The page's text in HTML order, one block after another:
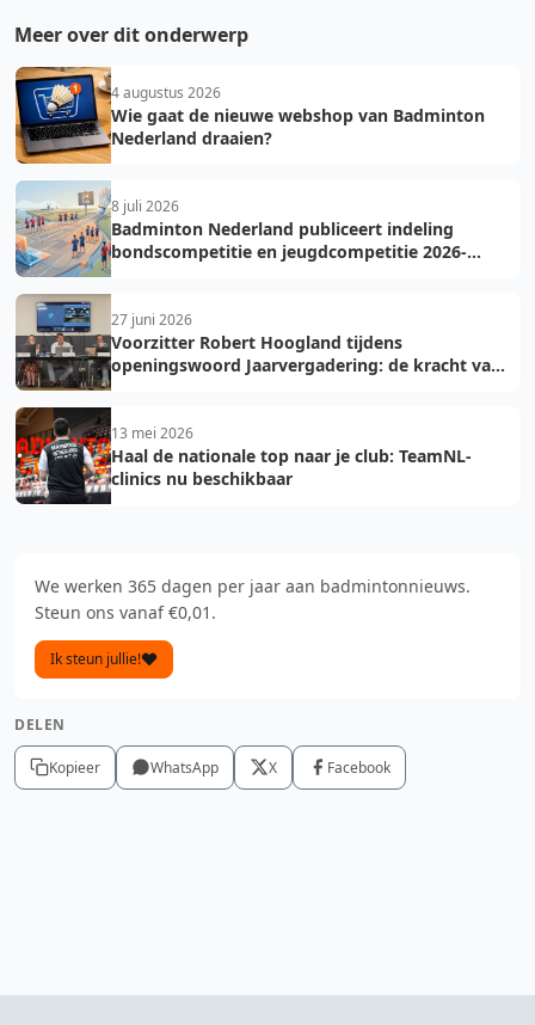
Meer over dit onderwerp
4 augustus 2026
Wie gaat de nieuwe webshop van Badminton
Nederland draaien?
8 juli 2026
Badminton Nederland publiceert indeling
bondscompetitie en jeugdcompetitie 2026-
27 juni 2026
Voorzitter Robert Hoogland tijdens
openingswoord Jaarvergadering: de kracht van
13 mei 2026
Haal de nationale top naar je club: TeamNL-
clinics nu beschikbaar
We werken 365 dagen per jaar aan badmintonnieuws.
Steun ons vanaf €0,01.
Ik steun jullie!
DELEN
Kopieer WhatsApp X Facebook